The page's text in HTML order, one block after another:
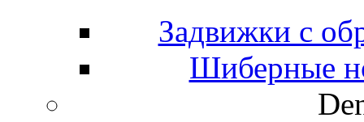
Задвижки с
Шиберные